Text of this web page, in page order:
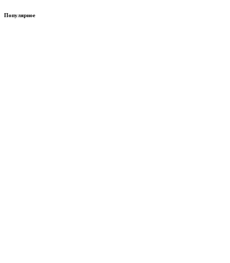
Популярное